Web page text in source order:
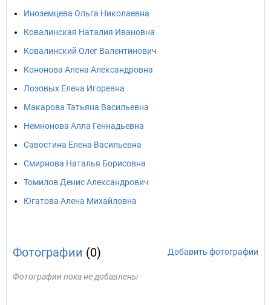
Иноземцева Ольга Николаевна
Ковалинская Наталия Ивановна
Ковалинский Олег Валентинович
Кононова Алена Александровна
Лозовых Елена Игоревна
Макарова Татьяна Васильевна
Немнонова Алла Геннадьевна
Савостина Елена Васильевна
Смирнова Наталья Борисовна
Томилов Денис Александрович
Югатова Алена Михайловна
Фотографии (0) Добавить фотографии
Фотографии пока не добавлены